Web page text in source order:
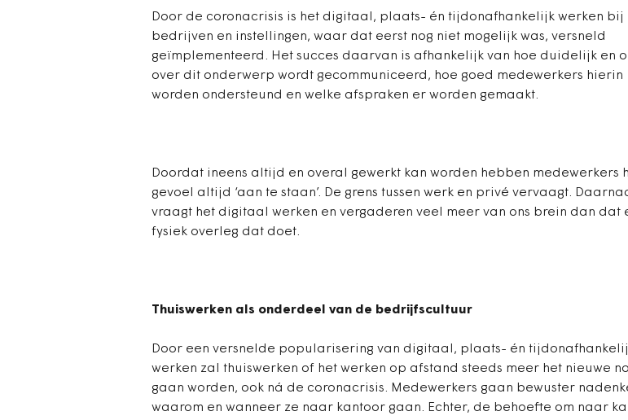
Door de coronacrisis is het digitaal, plaats- én tijdonafhankelijk werken bij
bedrijven en instellingen, waar dat eerst nog niet mogelijk was, versneld
geïmplementeerd. Het succes daarvan is afhankelijk van hoe duidelijk en
over dit onderwerp wordt gecommuniceerd, hoe goed medewerkers hierin
worden ondersteund en welke afspraken er worden gemaakt.
Doordat ineens altijd en overal gewerkt kan worden hebben medewerkers
gevoel altijd ‘aan te staan’. De grens tussen werk en privé vervaagt.
vraagt het digitaal werken en vergaderen veel meer van ons brein dan dat
fysiek overleg dat doet.
Thuiswerken als onderdeel van de bedrijfscultuur
Door een versnelde popularisering van digitaal, plaats- én
werken zal thuiswerken of het werken op afstand steeds meer het nieuwe
gaan worden, ook ná de coronacrisis. Medewerkers gaan bewuster
waarom en wanneer ze naar kantoor gaan. Echter, de behoefte om naar